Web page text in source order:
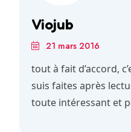
Viojub
21 mars 2016
tout à fait d’accord,
suis faites après
toute intéressant et